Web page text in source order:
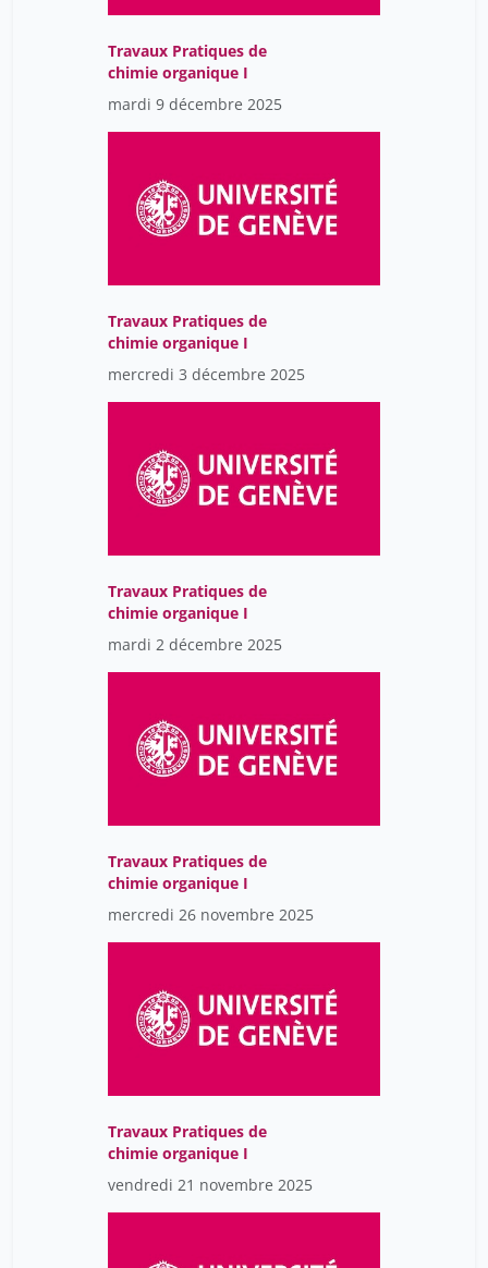
Travaux Pratiques de
chimie organique I
mardi 9 décembre 2025
Travaux Pratiques de
chimie organique I
mercredi 3 décembre 2025
Travaux Pratiques de
chimie organique I
mardi 2 décembre 2025
Travaux Pratiques de
chimie organique I
mercredi 26 novembre 2025
Travaux Pratiques de
chimie organique I
vendredi 21 novembre 2025